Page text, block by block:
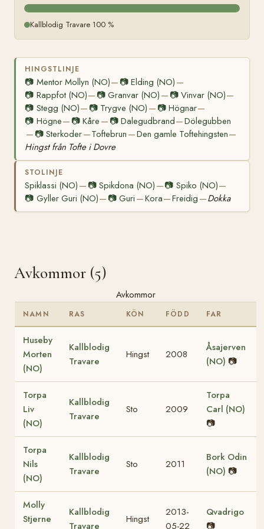
Kallblodig Travare 100 %
HINGSTLINJE
📷 Mentor Mollyn (NO)— 📷Elding (NO) —
📷 Rappfot (NO)— 📷Granvar (NO) — 📷 Vinvar (NO)—
📷 Stegg (NO)— 📷 Trygve (NO) — 📷 Högnar—
📷 Högne— 📷Kåre — 📷 Dalegudbrand—Dölegubben
— 📷Sterkoder—Toftebrun —Den gamle Toftehingsten—
Hingst från Tofte i Dovre
STOLINJE
Spiklassi (NO) — 📷Spikdona (NO) —📷 Spiko (NO)—
📷 Gyller Guri (NO)— 📷Guri —Kora—Freidig —Dokka
Avkommor (5)
Avkommor
NAMN RAS KÖN FÖDD FAR
Huseby
Morten
(NO)
Kallblodig
Travare
Hingst 2008
Åsajerven
(NO) 📷
Torpa
Liv
(NO)
Kallblodig
Travare
Sto 2009
Torpa
Carl (NO)
📷
Torpa
Nils
(NO)
Kallblodig
Travare
Sto 2011
Bork Odin
(NO) 📷
Molly
Stjerne
Kallblodig
Travare
Hingst
2013-
05-22
Qvadrigo
📷